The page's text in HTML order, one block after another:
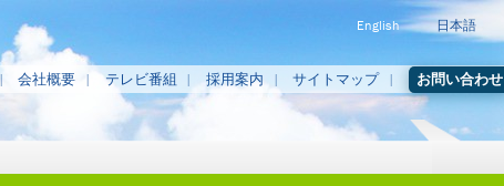
English 日本語
会社概要 テレビ番組 採用案内 サイトマップ お問い合わせ